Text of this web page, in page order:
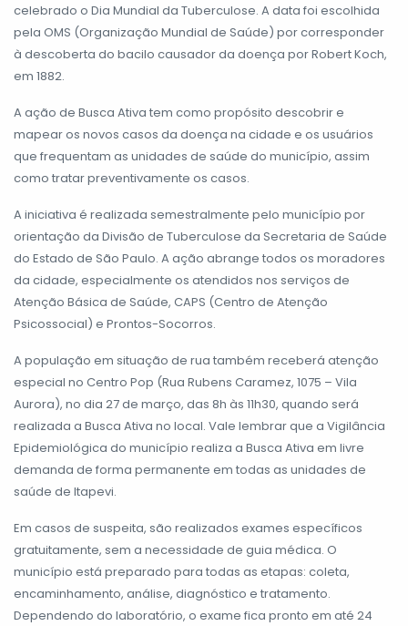
celebrado o Dia Mundial da Tuberculose. A data foi escolhida
pela OMS (Organização Mundial de Saúde) por corresponder
à descoberta do bacilo causador da doença por Robert Koch,
em 1882.
A ação de Busca Ativa tem como propósito descobrir e
mapear os novos casos da doença na cidade e os usuários
que frequentam as unidades de saúde do município, assim
como tratar preventivamente os casos.
A iniciativa é realizada semestralmente pelo município por
orientação da Divisão de Tuberculose da Secretaria de Saúde
do Estado de São Paulo. A ação abrange todos os moradores
da cidade, especialmente os atendidos nos serviços de
Atenção Básica de Saúde, CAPS (Centro de Atenção
Psicossocial) e Prontos-Socorros.
A população em situação de rua também receberá atenção
especial no Centro Pop (Rua Rubens Caramez, 1075 – Vila
Aurora), no dia 27 de março, das 8h às 11h30, quando será
realizada a Busca Ativa no local. Vale lembrar que a Vigilância
Epidemiológica do município realiza a Busca Ativa em livre
demanda de forma permanente em todas as unidades de
saúde de Itapevi.
Em casos de suspeita, são realizados exames específicos
gratuitamente, sem a necessidade de guia médica. O
município está preparado para todas as etapas: coleta,
encaminhamento, análise, diagnóstico e tratamento.
Dependendo do laboratório, o exame fica pronto em até 24